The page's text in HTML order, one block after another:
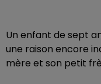
Un enfant de sept
une raison encore
mère et son petit